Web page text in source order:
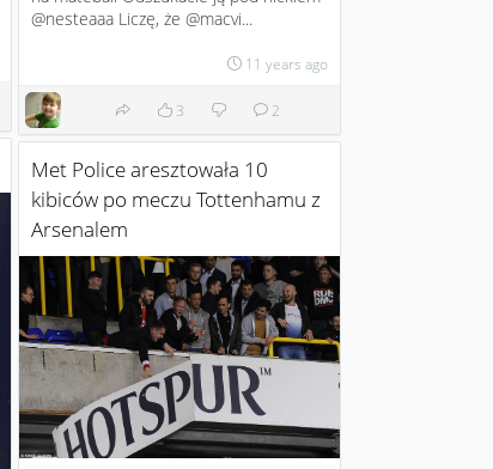
@nesteaaa Liczę, że @macvi...
11 years ago
3 2
Met Police aresztowała 10
kibiców po meczu Tottenhamu z
Arsenalem